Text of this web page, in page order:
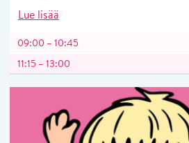
Lue lisää
09:00 – 10:45
11:15 – 13:00